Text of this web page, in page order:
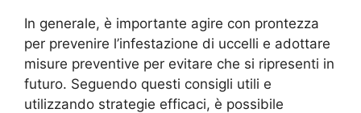
In generale, è importante agire con prontezza
per prevenire l’infestazione di uccelli e adottare
misure preventive per evitare che si ripresenti in
futuro. Seguendo questi consigli utili e
utilizzando strategie efficaci, è possibile